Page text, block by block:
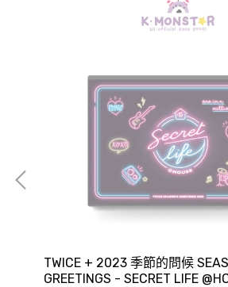
TWICE + 2023 季節的問候
GREETINGS - SECRET LIFE